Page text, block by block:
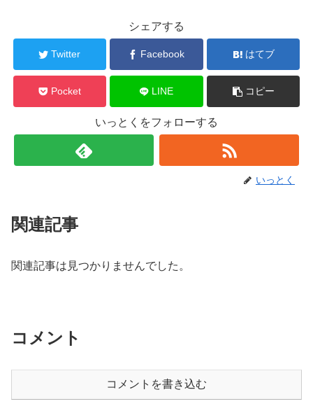
シェアする
Twitter Facebook はてブ
Pocket LINE コピー
いっとくをフォローする
いっとく
関連記事
関連記事は見つかりませんでした。
コメント
コメントを書き込む